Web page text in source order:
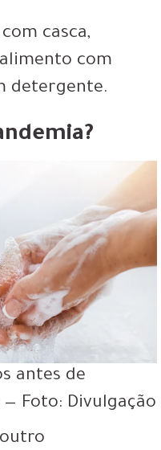
casca,
com
detergente.
antes de
Foto: Divulgação